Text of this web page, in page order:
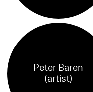
Peter Baren
(artist)